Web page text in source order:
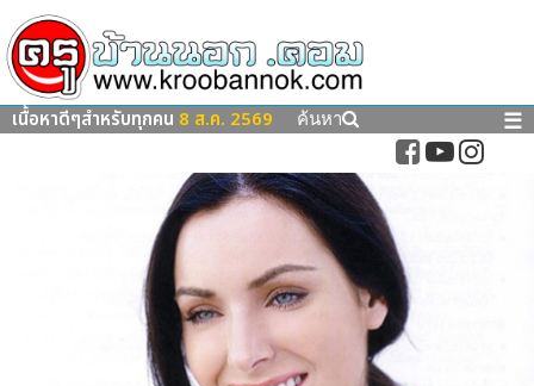
เนื้อหาดีๆสำหรับทุกคน 8 ส.ค. 2569 ค้นหา ☰